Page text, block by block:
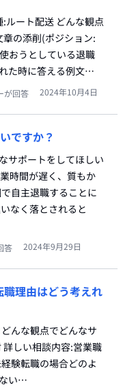
ルート配送 どんな観点
の添削(ポジション:
おうとしている退職
た時に答える例文…
が回答 2024年10月4日
ですか？
サポートをしてほしい
時間が遅く、質もか
自主退職することに
なく落とされると
答 2024年9月29日
理由はどう考えれ
んな観点でどんなサ
しい相談内容:営業職
験転職の場合どのよ
い…